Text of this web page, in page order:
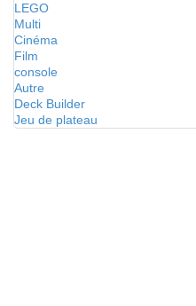
LEGO
Multi
Cinéma
Film
console
Autre
Deck Builder
Jeu de plateau